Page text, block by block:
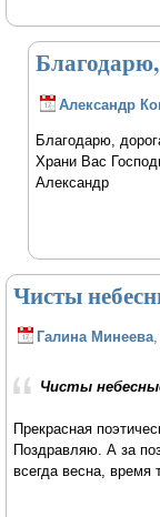
Александр
Благодарю,
Храни Вас
Александр
Чисты
Галина Минеева
Чисты
Прекрасная
Поздравляю. А за
всегда весна, время